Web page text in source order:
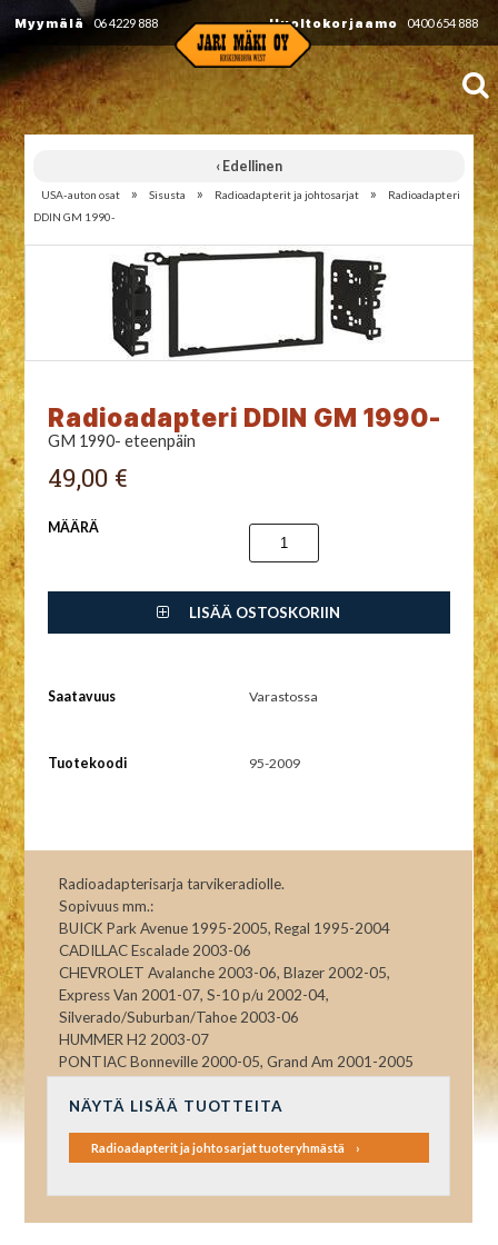
Myymälä 06 4229 888 Huoltokorjaamo 0400 654 888
‹ Edellinen
USA-auton osat » Sisusta » Radioadapterit ja johtosarjat »
Radioadapteri
DDIN GM 1990-
Radioadapteri DDIN GM 1990-
GM 1990- eteenpäin
49,00 €
MÄÄRÄ
LISÄÄ OSTOSKORIIN
Saatavuus Varastossa
Tuotekoodi 95-2009
Radioadapterisarja tarvikeradiolle.
Sopivuus mm.:
BUICK Park Avenue 1995-2005, Regal 1995-2004
CADILLAC Escalade 2003-06
CHEVROLET Avalanche 2003-06, Blazer 2002-05,
Express Van 2001-07, S-10 p/u 2002-04,
Silverado/Suburban/Tahoe 2003-06
HUMMER H2 2003-07
PONTIAC Bonneville 2000-05, Grand Am 2001-2005
NÄYTÄ LISÄÄ TUOTTEITA
Radioadapterit ja johtosarjat tuoteryhmästä